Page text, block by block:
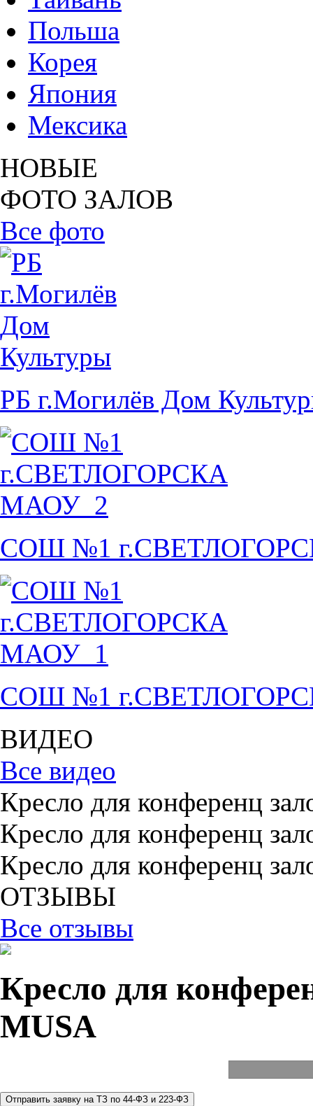
Польша
Корея
Япония
Мексика
НОВЫЕ
ФОТО ЗАЛОВ
Все фото
РБ г.Могилёв Дом
СОШ №1
СОШ №1
ВИДЕО
Все видео
Кресло для конференц
Кресло для конференц
Кресло для конференц
ОТЗЫВЫ
Все отзывы
Кресло для
MUSA